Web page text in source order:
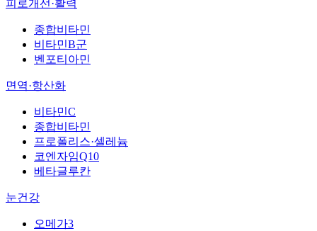
피로개선·활력
종합비타민
비타민B군
벤포티아민
면역·항산화
비타민C
종합비타민
프로폴리스·셀레늄
코엔자임Q10
베타글루칸
눈건강
오메가3